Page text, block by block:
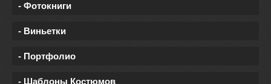
- Фотокниги
- Виньетки
- Портфолио
- Шаблоны Костюмов